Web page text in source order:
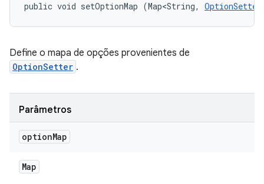
public void setOptionMap (Map<String,
Define o mapa de opções provenientes de
OptionSetter .
Parâmetros
optionMap
Map